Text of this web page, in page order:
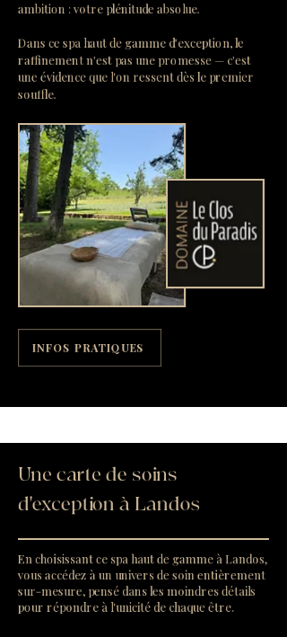
ambition : votre plénitude absolue.
Dans ce spa haut de gamme d'exception, le
raffinement n'est pas une promesse — c'est
une évidence que l'on ressent dès le premier
souffle.
INFOS PRATIQUES
Une carte de soins
d'exception à Landos
En choisissant ce spa haut de gamme à Landos,
vous accédez à un univers de soin entièrement
sur-mesure, pensé dans les moindres détails
pour répondre à l'unicité de chaque être.